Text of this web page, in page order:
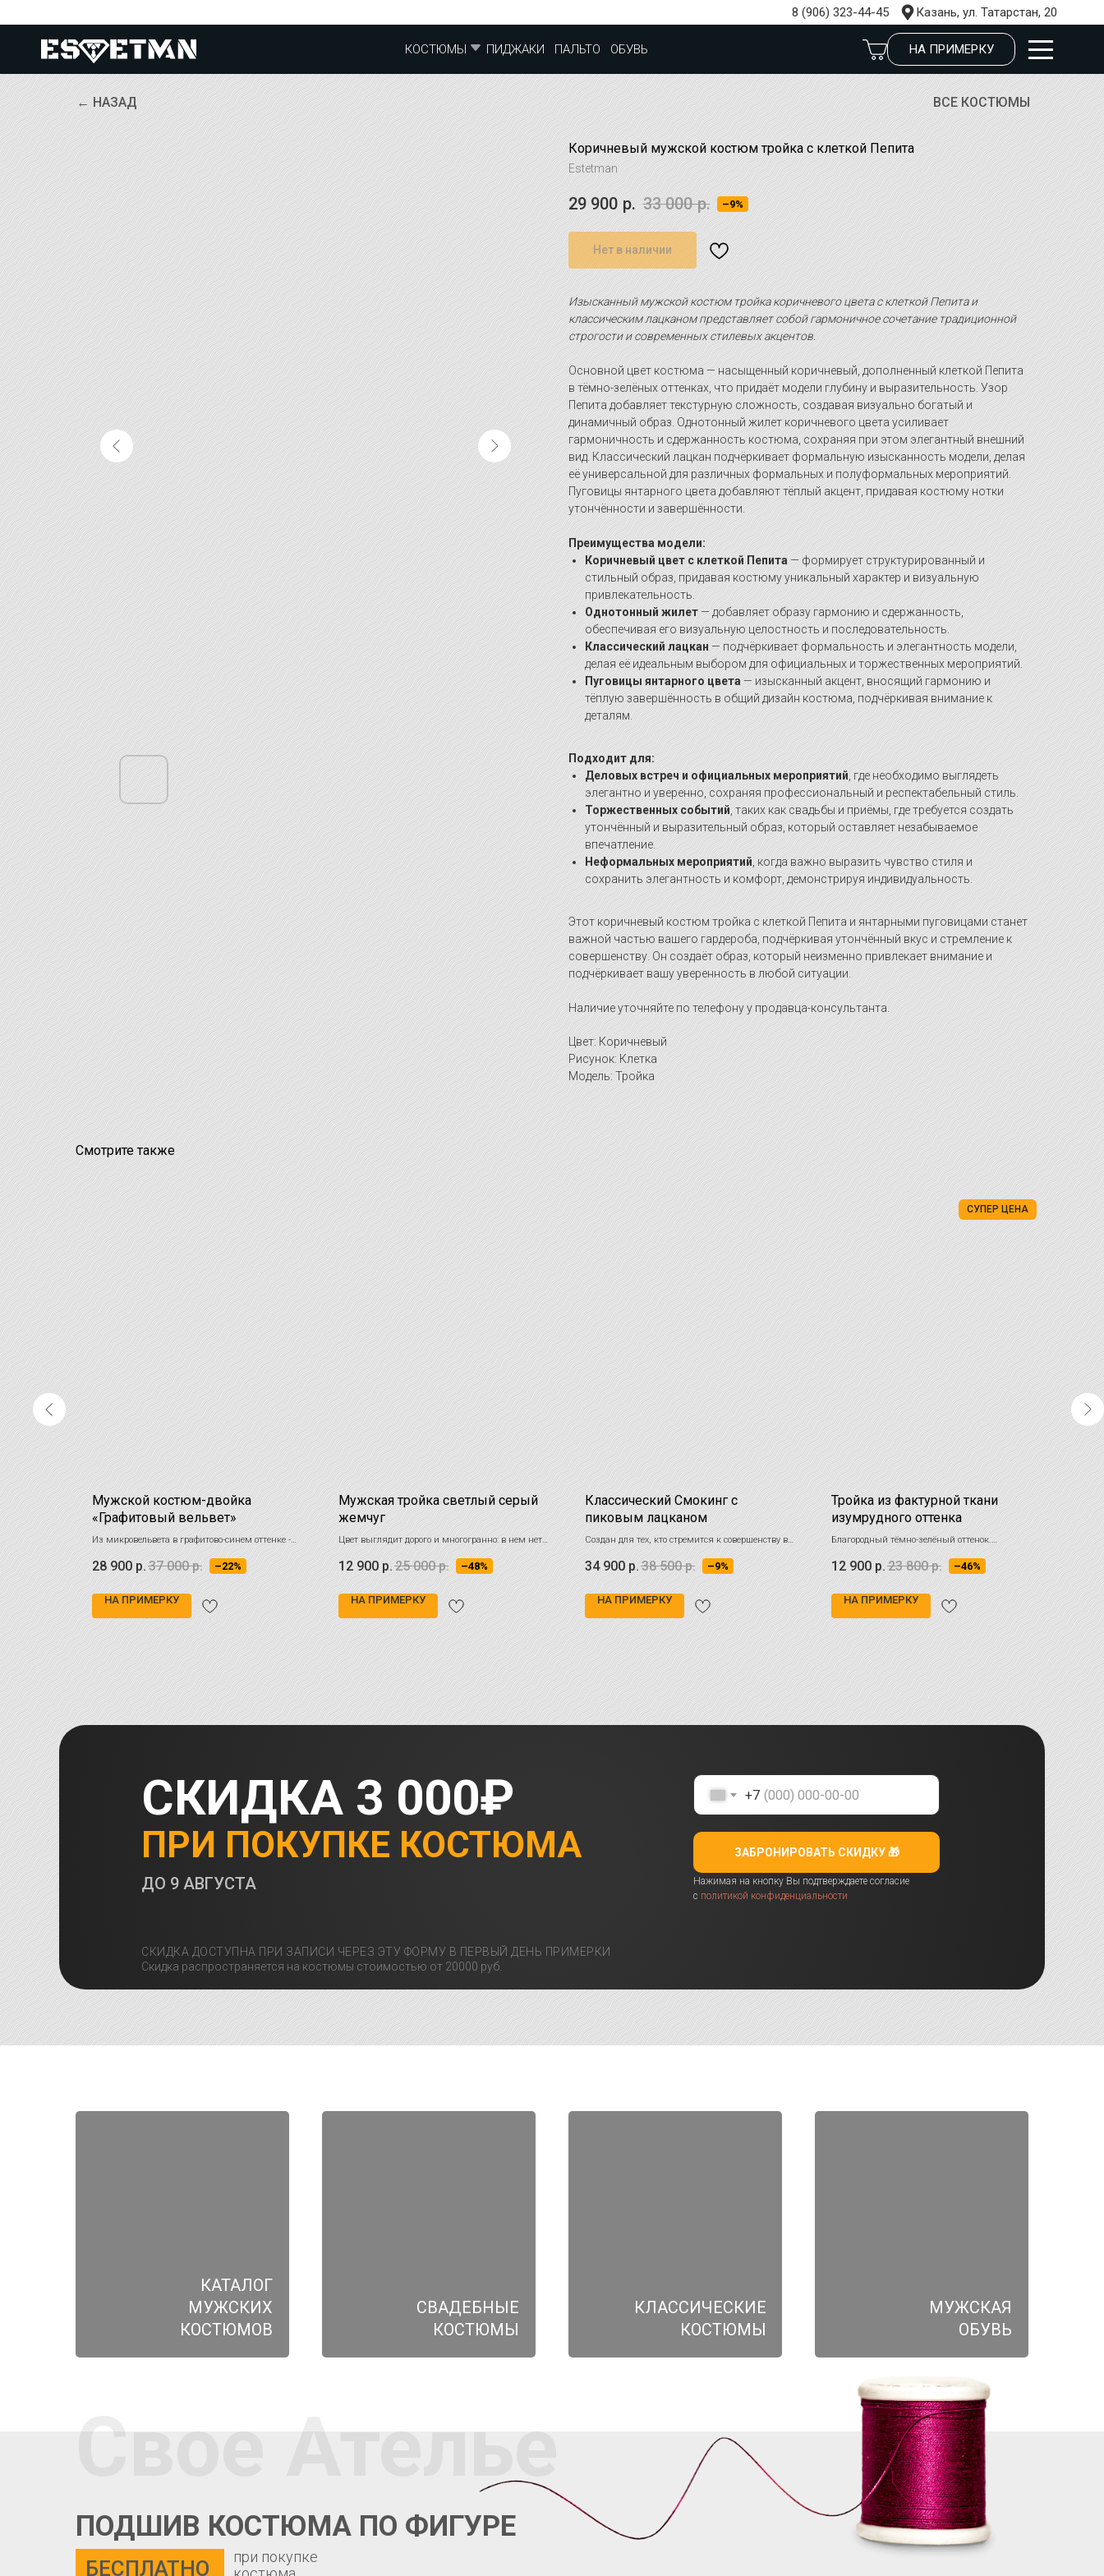
8 (906) 323-44-45 Казань, ул. Татарстан, 20
НА ПРИМЕРКУ
КОСТЮМЫ ПИДЖАКИ ПАЛЬТО ОБУВЬ
ВСЕ КОСТЮМЫ
← НАЗАД
Коричневый мужской костюм тройка с клеткой Пепита
Estetman
29 900 р. 33 000 р. –9%
Нет в наличии
Изысканный мужской костюм тройка коричневого цвета с клеткой Пепита и
классическим лацканом представляет собой гармоничное сочетание традиционной
строгости и современных стилевых акцентов.
Основной цвет костюма — насыщенный коричневый, дополненный клеткой Пепита
в тёмно-зелёных оттенках, что придаёт модели глубину и выразительность. Узор
Пепита добавляет текстурную сложность, создавая визуально богатый и
динамичный образ. Однотонный жилет коричневого цвета усиливает
гармоничность и сдержанность костюма, сохраняя при этом элегантный внешний
вид. Классический лацкан подчёркивает формальную изысканность модели, делая
её универсальной для различных формальных и полуформальных мероприятий.
Пуговицы янтарного цвета добавляют тёплый акцент, придавая костюму нотки
утончённости и завершённости.
Преимущества модели:
Коричневый цвет с клеткой Пепита— формирует структурированный и
стильный образ, придавая костюму уникальный характер и визуальную
привлекательность.
Однотонный жилет— добавляет образу гармонию и сдержанность,
обеспечивая его визуальную целостность и последовательность.
Классический лацкан — подчёркивает формальность и элегантность модели,
делая её идеальным выбором для официальных и торжественных мероприятий.
Пуговицы янтарного цвета— изысканный акцент, вносящий гармонию и
тёплую завершённость в общий дизайн костюма, подчёркивая внимание к
деталям.
Подходит для:
Деловых встреч и официальных мероприятий, где необходимо выглядеть
элегантно и уверенно, сохраняя профессиональный и респектабельный стиль.
Торжественных событий, таких как свадьбы и приёмы, где требуется создать
утончённый и выразительный образ, который оставляет незабываемое
впечатление.
Неформальных мероприятий, когда важно выразить чувство стиля и
сохранить элегантность и комфорт, демонстрируя индивидуальность.
Этот коричневый костюм тройка с клеткой Пепита и янтарными пуговицами станет
важной частью вашего гардероба, подчёркивая утончённый вкус и стремление к
совершенству. Он создаёт образ, который неизменно привлекает внимание и
подчёркивает вашу уверенность в любой ситуации.
Наличие уточняйте по телефону у продавца-консультанта.
Цвет: Коричневый
Рисунок: Клетка
Модель: Тройка
Смотрите также
Мужской костюм-двойка
«Графитовый вельвет»
Из микровельвета в графитово-синем оттенке -
стильный выбор для smart casual образов
28 900 р. 37 000 р. –22%
НА ПРИМЕРКУ
Мужская тройка светлый серый
жемчуг
Цвет выглядит дорого и многогранно: в нем нет
холодной офисной строгости классического серого,
зато присутствует мягкость и аристократичная
глубина
12 900 р. 25 000 р. –48%
НА ПРИМЕРКУ
Классический Смокинг с
пиковым лацканом
Создан для тех, кто стремится к совершенству в
формальном облике, сохраняя верность
классическим канонам
34 900 р. 38 500 р. –9%
НА ПРИМЕРКУ
СУПЕР ЦЕНА
Тройка из фактурной ткани
изумрудного оттенка
Благородный тёмно-зелёный оттенок.
Мелкофактурная ткань с матовым отливом.
12 900 р. 23 800 р. –46%
НА ПРИМЕРКУ
30
ПРИ ПОКУПКЕ КОСТЮМА
СКИДКА 3 000₽
СКИДКА ДОСТУПНА ПРИ ЗАПИСИ ЧЕРЕЗ ЭТУ ФОРМУ В ПЕРВЫЙ ДЕНЬ ПРИМЕРКИ
Скидка распространяется на костюмы стоимостью от 20000 руб.
ДО 9 АВГУСТА
+7
ЗАБРОНИРОВАТЬ СКИДКУ 🎁
Нажимая на кнопку Вы подтверждаете согласие
с политикой конфиденциальности
КАТАЛОГ
МУЖСКИХ
КОСТЮМОВ
СВАДЕБНЫЕ
КОСТЮМЫ
КЛАССИЧЕСКИЕ
КОСТЮМЫ
МУЖСКАЯ
ОБУВЬ
Свое Ателье
ПОДШИВ КОСТЮМА ПО ФИГУРЕ
БЕСПЛАТНО
при покупке